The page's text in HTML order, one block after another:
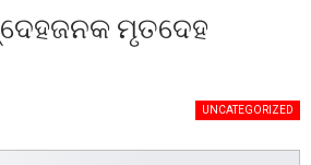
ମୃତଦେହ
UNCATEGORIZED